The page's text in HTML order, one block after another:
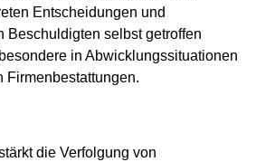
Entscheidungen und
Beschuldigten selbst getroffen
in Abwicklungssituationen
Firmenbestattungen.
die Verfolgung von